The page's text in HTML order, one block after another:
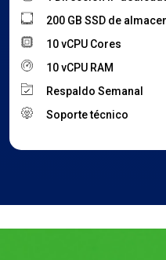
200 GB SSD de
10 vCPU Cores
10 vCPU RAM
Respaldo Semanal
Soporte técnico